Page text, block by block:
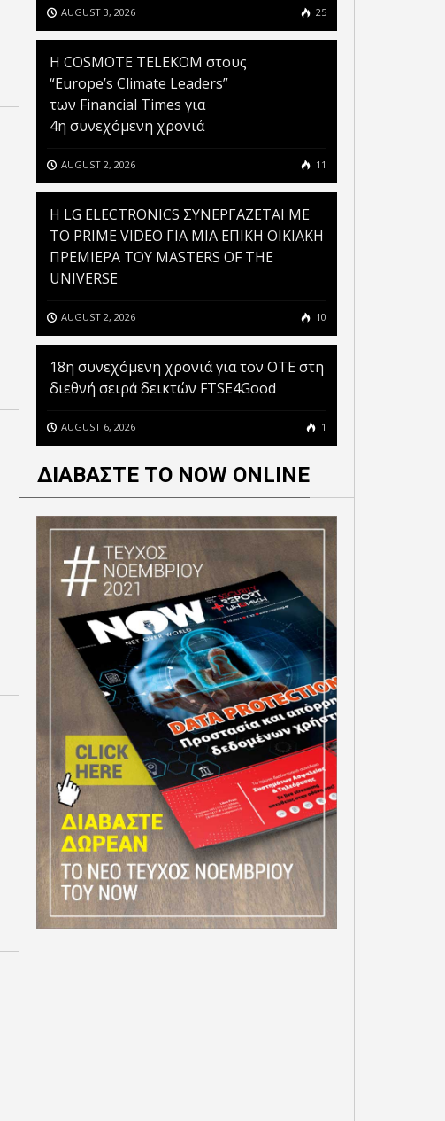
AUGUST 3, 2026 25
Η COSMOTE TELEKOM στους
“Europe’s Climate Leaders”
των Financial Times για
4η συνεχόμενη χρονιά
AUGUST 2, 2026 11
H LG ELECTRONICS ΣΥΝΕΡΓΑΖΕΤΑΙ ΜΕ
ΤΟ PRIME VIDEO ΓΙΑ ΜΙΑ ΕΠΙΚΗ ΟΙΚΙΑΚΗ
ΠΡΕΜΙΕΡΑ ΤΟΥ MASTERS OF THE
UNIVERSE
AUGUST 2, 2026 10
18η συνεχόμενη χρονιά για τον ΟΤΕ στη
διεθνή σειρά δεικτών FTSE4Good
AUGUST 6, 2026 1
ΔΙΑΒΑΣΤΕ ΤΟ NOW ONLINE